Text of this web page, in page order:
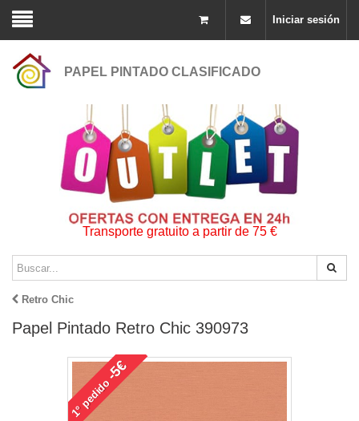
Iniciar sesión
PAPEL PINTADO CLASIFICADO
Transporte gratuito a partir de 75 €
Retro Chic
Papel Pintado Retro Chic 390973
1°
pedido
-5€